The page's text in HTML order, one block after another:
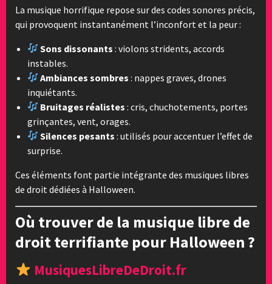
La musique horrifique repose sur des codes sonores précis,
qui provoquent instantanément l’inconfort et la peur :
Sons dissonants : violons stridents, accords
instables.
Ambiances sombres : nappes graves, drones
inquiétants.
Bruitages réalistes : cris, chuchotements, portes
grinçantes, vent, orages.
Silences pesants : utilisés pour accentuer l’effet de
surprise.
Ces éléments font partie intégrante des musiques libres
de droit dédiées à Halloween.
Où trouver de la musique libre de
droit terrifiante pour Halloween ?
MusiquesLibreDeDroit.fr